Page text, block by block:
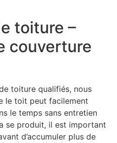
toiture –
couverture
toiture qualifiés, nous
le toit peut facilement
le temps sans entretien
se produit, il est important
d’accumuler plus de